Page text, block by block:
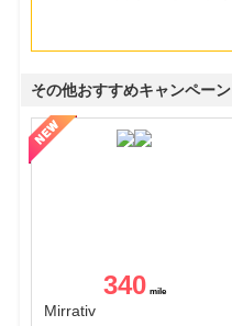
その他おすすめキャンペーン
340
Mirrativ